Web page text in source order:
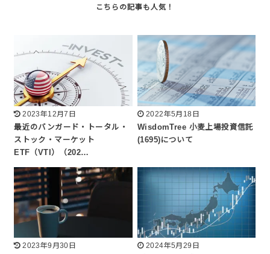
2023年12月7日
最近のバンガード・トータル・
ストック・マーケット
ETF（VTI）（202…
2022年5月18日
WisdomTree 小麦上場投資信託
(1695)について
2023年9月30日
2024年5月29日